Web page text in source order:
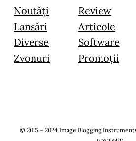
Noutăți
Lansări
Diverse
Zvonuri
Review
Articole
Software
Promoții
© 2015 – 2024 Image Blogging
rezervate.